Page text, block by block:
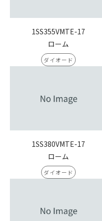
1SS355VMTE-17
ローム
ダイオード
1SS380VMTE-17
ローム
ダイオード